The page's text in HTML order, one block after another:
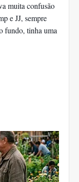
muita confusão
e JJ, sempre
fundo, tinha uma